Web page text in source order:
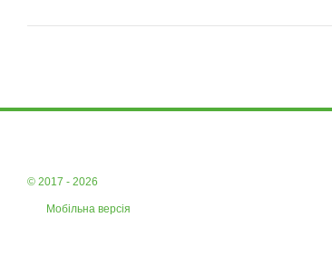
© 2017 - 2026
Мобільна версія